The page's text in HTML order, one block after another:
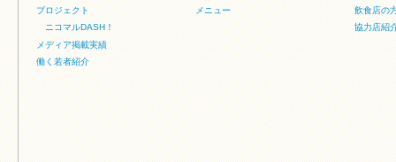
プロジェクト
ニコマルDASH！
メディア掲載実績
働く若者紹介
メニュー
飲食店の
協力店紹